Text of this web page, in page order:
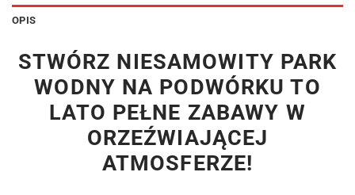
OPIS
STWÓRZ NIESAMOWITY PARK
WODNY NA PODWÓRKU TO
LATO PEŁNE ZABAWY W
ORZEŹWIAJĄCEJ
ATMOSFERZE!